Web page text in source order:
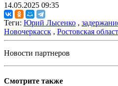
14.05.2025 09:35
Теги: Юрий Лысенко ,
Новочеркасск , Ростовская
Новости партнеров
Смотрите также